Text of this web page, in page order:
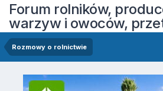
Forum rolników,
warzyw i owoców,
Rozmowy o rolnictwie